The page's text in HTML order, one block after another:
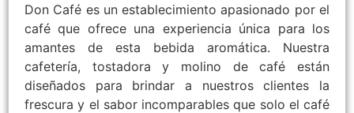
Don Café es un establecimiento apasionado por el
café que ofrece una experiencia única para los
amantes de esta bebida aromática. Nuestra
cafetería, tostadora y molino de café están
diseñados para brindar a nuestros clientes la
frescura y el sabor incomparables que solo el café